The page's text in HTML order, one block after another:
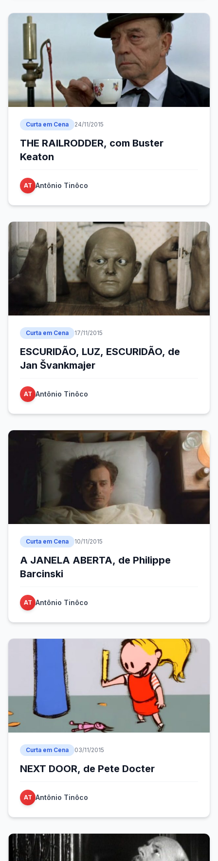
Curta em Cena 24/11/2015
THE RAILRODDER, com Buster
Keaton
AT Antônio Tinôco
Curta em Cena 17/11/2015
ESCURIDÃO, LUZ, ESCURIDÃO, de
Jan Švankmajer
AT Antônio Tinôco
Curta em Cena 10/11/2015
A JANELA ABERTA, de Philippe
Barcinski
AT Antônio Tinôco
Curta em Cena 03/11/2015
NEXT DOOR, de Pete Docter
AT Antônio Tinôco